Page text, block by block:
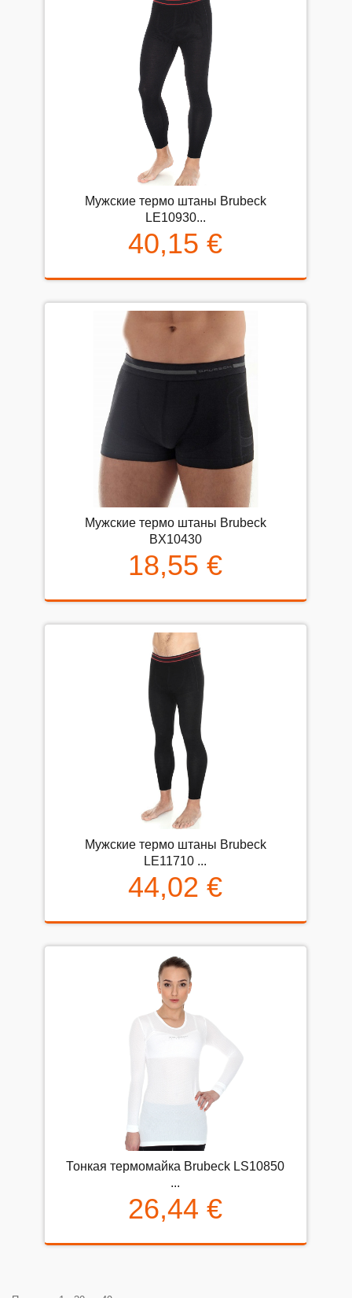
Мужские термо штаны Brubeck
LE10930...
40,15 €
Мужские термо штаны Brubeck
BX10430
18,55 €
Мужские термо штаны Brubeck
LE11710 ...
44,02 €
Тонкая термомайка Brubeck LS10850
...
26,44 €